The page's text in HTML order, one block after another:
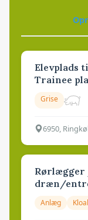
Elevplads
Trainee
Grise
6950,
Rørlægger
dræn/
Anlæg